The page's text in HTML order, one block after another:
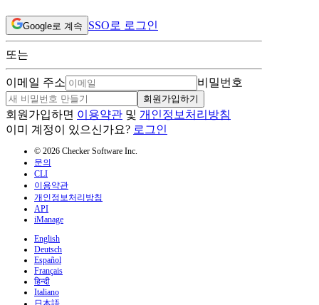
Google로 계속 SSO로 로그인
또는
이메일 주소 비밀번호
회원가입하기
회원가입하면 이용약관 및 개인정보처리방침
이미 계정이 있으신가요? 로그인
© 2026 Checker Software Inc.
문의
CLI
이용약관
개인정보처리방침
API
iManage
English
Deutsch
Español
Français
हिन्दी
Italiano